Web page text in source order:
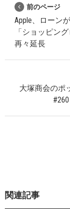
前のページ
Apple、ローン
「ショッピン
再々延長
大塚商会のポ
関連記事